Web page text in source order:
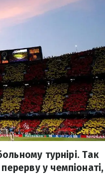
турнірі. Так
у чемпіонаті,